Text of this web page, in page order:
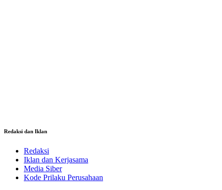
Redaksi dan Iklan
Redaksi
Iklan dan Kerjasama
Media Siber
Kode Prilaku Perusahaan